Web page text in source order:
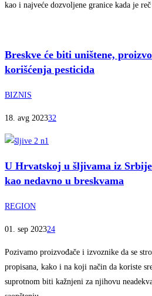
kao i najveće dozvoljene granice kada je
Breskve će biti uništene,
korišćenja pesticida
BIZNIS
18. avg 202332
U Hrvatskoj u šljivama iz
kao nedavno u breskvama
REGION
01. sep 202324
Pozivamo proizvođače i izvoznike da se
propisana, kako i na koji način da koriste
suprotnom biti kažnjeni za njihovu